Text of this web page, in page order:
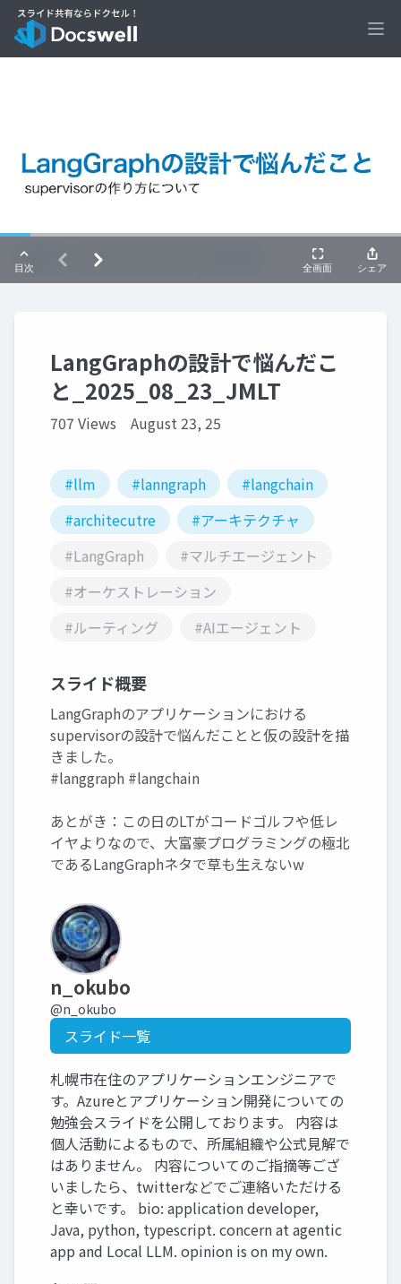
LangGraphの設計で悩んだこ
と_2025_08_23_JMLT
707 Views August 23, 25
#llm #lanngraph
#langchain
#architecutre
#アーキテクチャ
#LangGraph
#マルチエージェント
#オーケストレーション
#ルーティング
#AIエージェント
スライド概要
LangGraphのアプリケーションにおける
supervisorの設計で悩んだことと仮の設計を描
きました。
#langgraph #langchain
あとがき：この日のLTがコードゴルフや低レ
イヤよりなので、大富豪プログラミングの極北
であるLangGraphネタで草も生えないw
n_okubo
@n_okubo
スライド一覧
札幌市在住のアプリケーションエンジニアで
す。Azureとアプリケーション開発についての
勉強会スライドを公開しております。 内容は
個人活動によるもので、所属組織や公式見解で
はありません。 内容についてのご指摘等ござ
いましたら、twitterなどでご連絡いただける
と幸いです。 bio: application developer,
Java, python, typescript. concern at agentic
app and Local LLM. opinion is on my own.